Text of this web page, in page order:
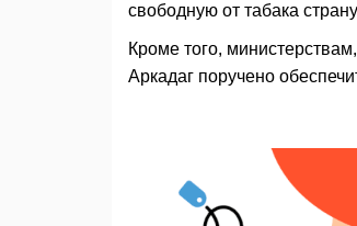
свободную от табака
Кроме того,
Аркадаг поручено